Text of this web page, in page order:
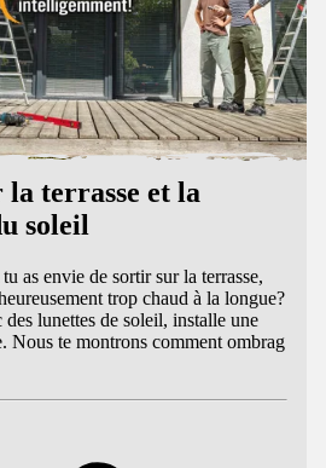
terrasse et la
soleil
as envie de sortir sur la terrasse,
trop chaud à la longue?
lunettes de soleil, installe une
Nous te montrons comment ombrag